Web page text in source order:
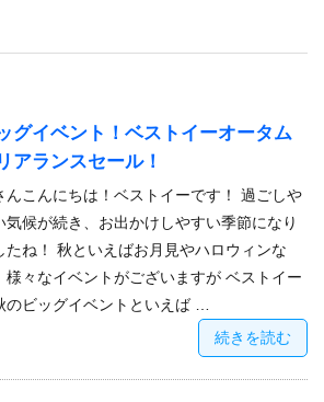
グイベント！ベストイーオータム
アランスセール！
んこんにちは！ベストイーです！ 過ごしや
気候が続き、お出かけしやすい季節になり
たね！ 秋といえばお月見やハロウィンな
様々なイベントがございますが ベストイー
のビッグイベントといえば …
続きを読む